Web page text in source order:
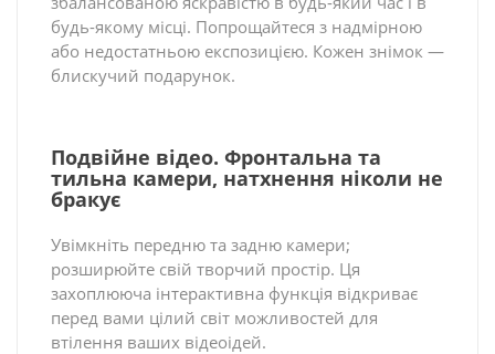
будь-якому місці. Попрощайтеся з надмірною
або недостатньою експозицією. Кожен знімок —
блискучий подарунок.
Подвійне відео. Фронтальна та
тильна камери, натхнення ніколи не
бракує
Увімкніть передню та задню камери;
розширюйте свій творчий простір. Ця
захоплююча інтерактивна функція відкриває
перед вами цілий світ можливостей для
втілення ваших відеоідей.